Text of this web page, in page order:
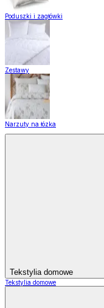
Poduszki i zagłówki
Zestawy
Narzuty na łózka
Tekstylia domowe
Tekstylia domowe